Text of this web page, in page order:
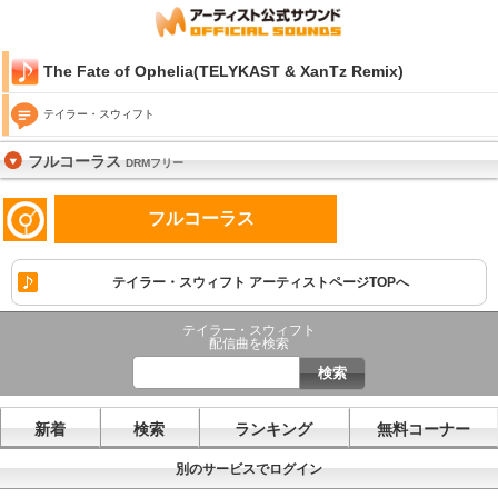
The Fate of Ophelia(TELYKAST & XanTz Remix)
テイラー・スウィフト
フルコーラスDRMフリー
フルコーラス
テイラー・スウィフト アーティストページTOPへ
テイラー・スウィフト
配信曲を検索
新着 検索 ランキング 無料コーナー
別のサービスでログイン